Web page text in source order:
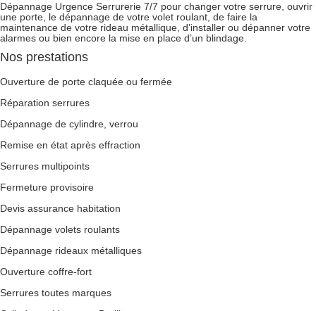
Dépannage Urgence Serrurerie 7/7 pour changer votre serrure, ouvrir
une porte, le dépannage de votre volet roulant, de faire la
maintenance de votre rideau métallique, d’installer ou dépanner votre
alarmes ou bien encore la mise en place d’un blindage.
Nos prestations
Ouverture de porte claquée ou fermée
Réparation serrures
Dépannage de cylindre, verrou
Remise en état après effraction
Serrures multipoints
Fermeture provisoire
Devis assurance habitation
Dépannage volets roulants
Dépannage rideaux métalliques
Ouverture coffre-fort
Serrures toutes marques